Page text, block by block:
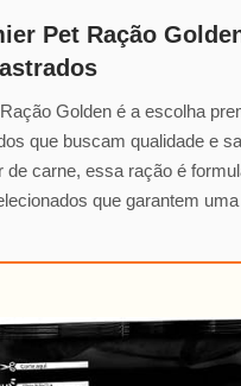
Pet Ração
Golden é a escolha
que buscam qualidade e
de carne, essa ração é
que garantem